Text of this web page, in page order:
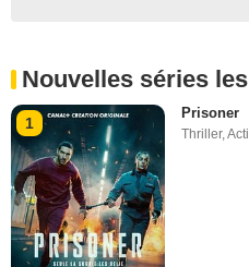
Nouvelles séries
1
Prisoner
Thriller,